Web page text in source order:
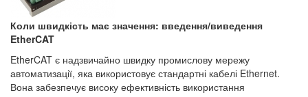
Коли швидкість має значення: введення/виведення
EtherCAT
EtherCAT є надзвичайно швидку промислову мережу
автоматизації, яка використовує стандартні кабелі Ethernet.
Вона забезпечує високу ефективність використання